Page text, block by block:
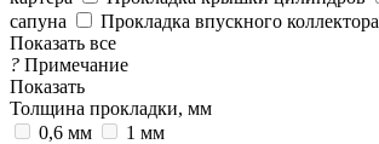
сапуна
Прокладка впускного коллектора
Показать все
? Примечание
Показать
Толщина прокладки, мм
0,6 мм
1 мм